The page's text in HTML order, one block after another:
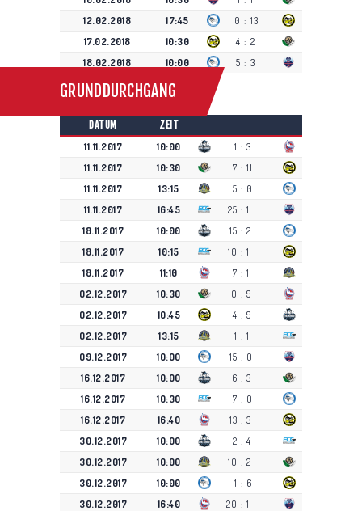
12.02.2018
17:45 0 : 13
17.02.2018
10:30 4 : 2
18.02.2018
10:00 5 : 3
GRUNDDURCHGANG
DATUM
ZEIT
11.11.2017
10:00 1 : 3
11.11.2017
10:30 7 : 11
11.11.2017
13:15 5 : 0
11.11.2017
16:45 25 : 1
18.11.2017
10:00 15 : 2
18.11.2017
10:15 10 : 1
18.11.2017
11:10 7 : 1
02.12.2017
10:30 0 : 9
02.12.2017
10:45 4 : 9
02.12.2017
13:15 1 : 1
09.12.2017
10:00 15 : 0
16.12.2017
10:00 6 : 3
16.12.2017
10:30 7 : 0
16.12.2017
16:40 13 : 3
30.12.2017
10:00 2 : 4
30.12.2017
10:00 10 : 2
30.12.2017
10:00 1 : 6
30.12.2017
16:40 20 : 1